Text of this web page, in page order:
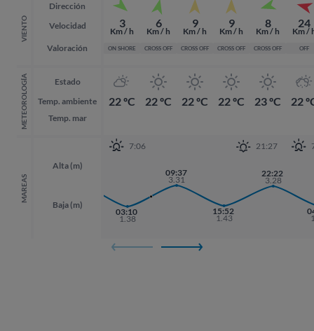
VIENTO
Dirección
Velocidad
Valoración
METEOROLOGÍA
Estado
Temp. ambiente
Temp. mar
MAREAS
Alta (m)
Baja (m)
3
Km / h
ON SHORE
22 ºC
6
Km / h
CROSS OFF
22 ºC
9
Km / h
CROSS OFF
22 ºC
9
Km / h
CROSS OFF
22 ºC
8
Km / h
CROSS OFF
23 ºC
7:06 21:27
21:00
03:10
1.38
09:37
3.31
15:52
1.43
22:22
3.28
24
Km /
OFF
22
22:22
3.28